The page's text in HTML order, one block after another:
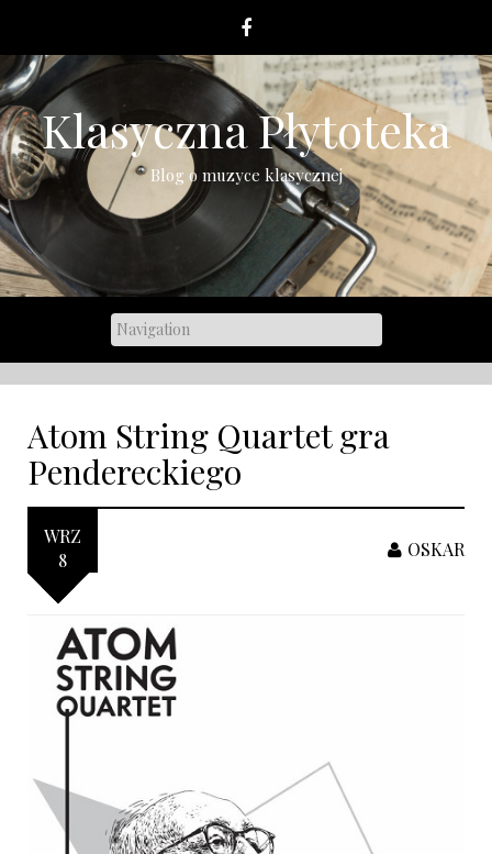
content
Klasyczna Płytoteka
Blog o muzyce klasycznej
Atom String Quartet gra
Pendereckiego
WRZ
8
OSKAR